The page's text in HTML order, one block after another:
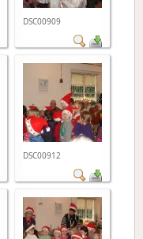
DSC00909
DSC00912